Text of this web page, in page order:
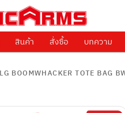
รีทุกชนิด ตั้งแต่เริ่มต้นถึงมืออาชีพ
content
สินค้า สั่งซื้อ บทความ
LG BOOMWHACKER TOTE BAG